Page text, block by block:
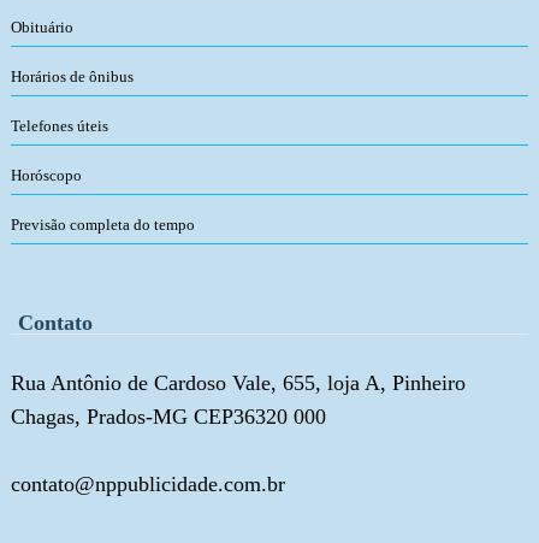
Obituário
Horários de ônibus
Telefones úteis
Horóscopo
Previsão completa do tempo
Contato
Rua Antônio de Cardoso Vale, 655, loja A, Pinheiro
Chagas, Prados-MG CEP36320 000
contato@nppublicidade.com.br